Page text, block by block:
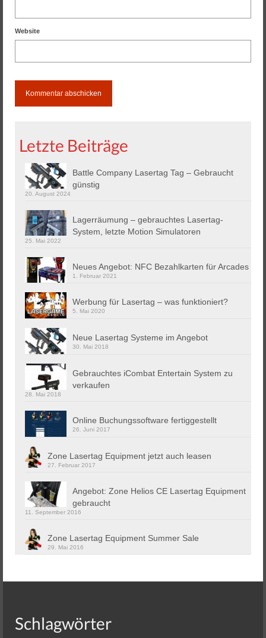
Website
Letzte Beiträge
Battle Company Lasertag Tag – Gebraucht
günstig
20. August 2024
Lagerräumung – gebrauchtes Lasertag-
System, letzte Motion Simulatoren
25. Mai 2022
Neues Angebot: NFC Bezahlkarten für Arcades
1. Februar 2021
Werbung für Lasertag – was funktioniert?
5. Mai 2020
Neue Lasertag Systeme im Angebot
30. Mai 2018
Gebrauchtes iCombat Entertain System zu
verkaufen
28. Mai 2018
Online Buchungssoftware fertiggestellt
26. Juni 2017
Zone Lasertag Equipment jetzt auch leasen
27. Februar 2017
Angebot: Zone Helios CE Lasertag Equipment
gebraucht
11. September 2016
Zone Lasertag Equipment Summer Sale
29. Mai 2016
Schlagwörter